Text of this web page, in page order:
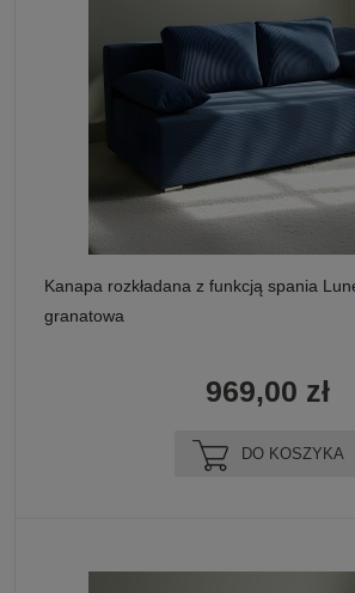
Kanapa rozkładana z funkcją spania
granatowa
969,00 zł
DO KOSZYKA